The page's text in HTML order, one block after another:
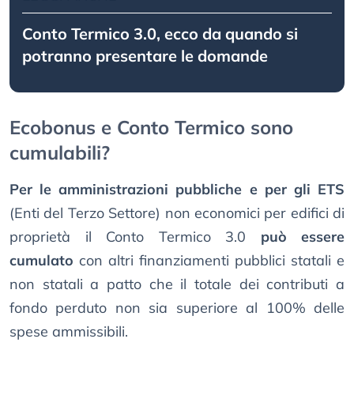
Conto Termico 3.0, ecco da quando si
potranno presentare le domande
Ecobonus e Conto Termico sono
cumulabili?
Per le amministrazioni pubbliche e per gli ETS
(Enti del Terzo Settore) non economici per edifici di
proprietà il Conto Termico 3.0 può essere
cumulato con altri finanziamenti pubblici statali e
non statali a patto che il totale dei contributi a
fondo perduto non sia superiore al 100% delle
spese ammissibili.